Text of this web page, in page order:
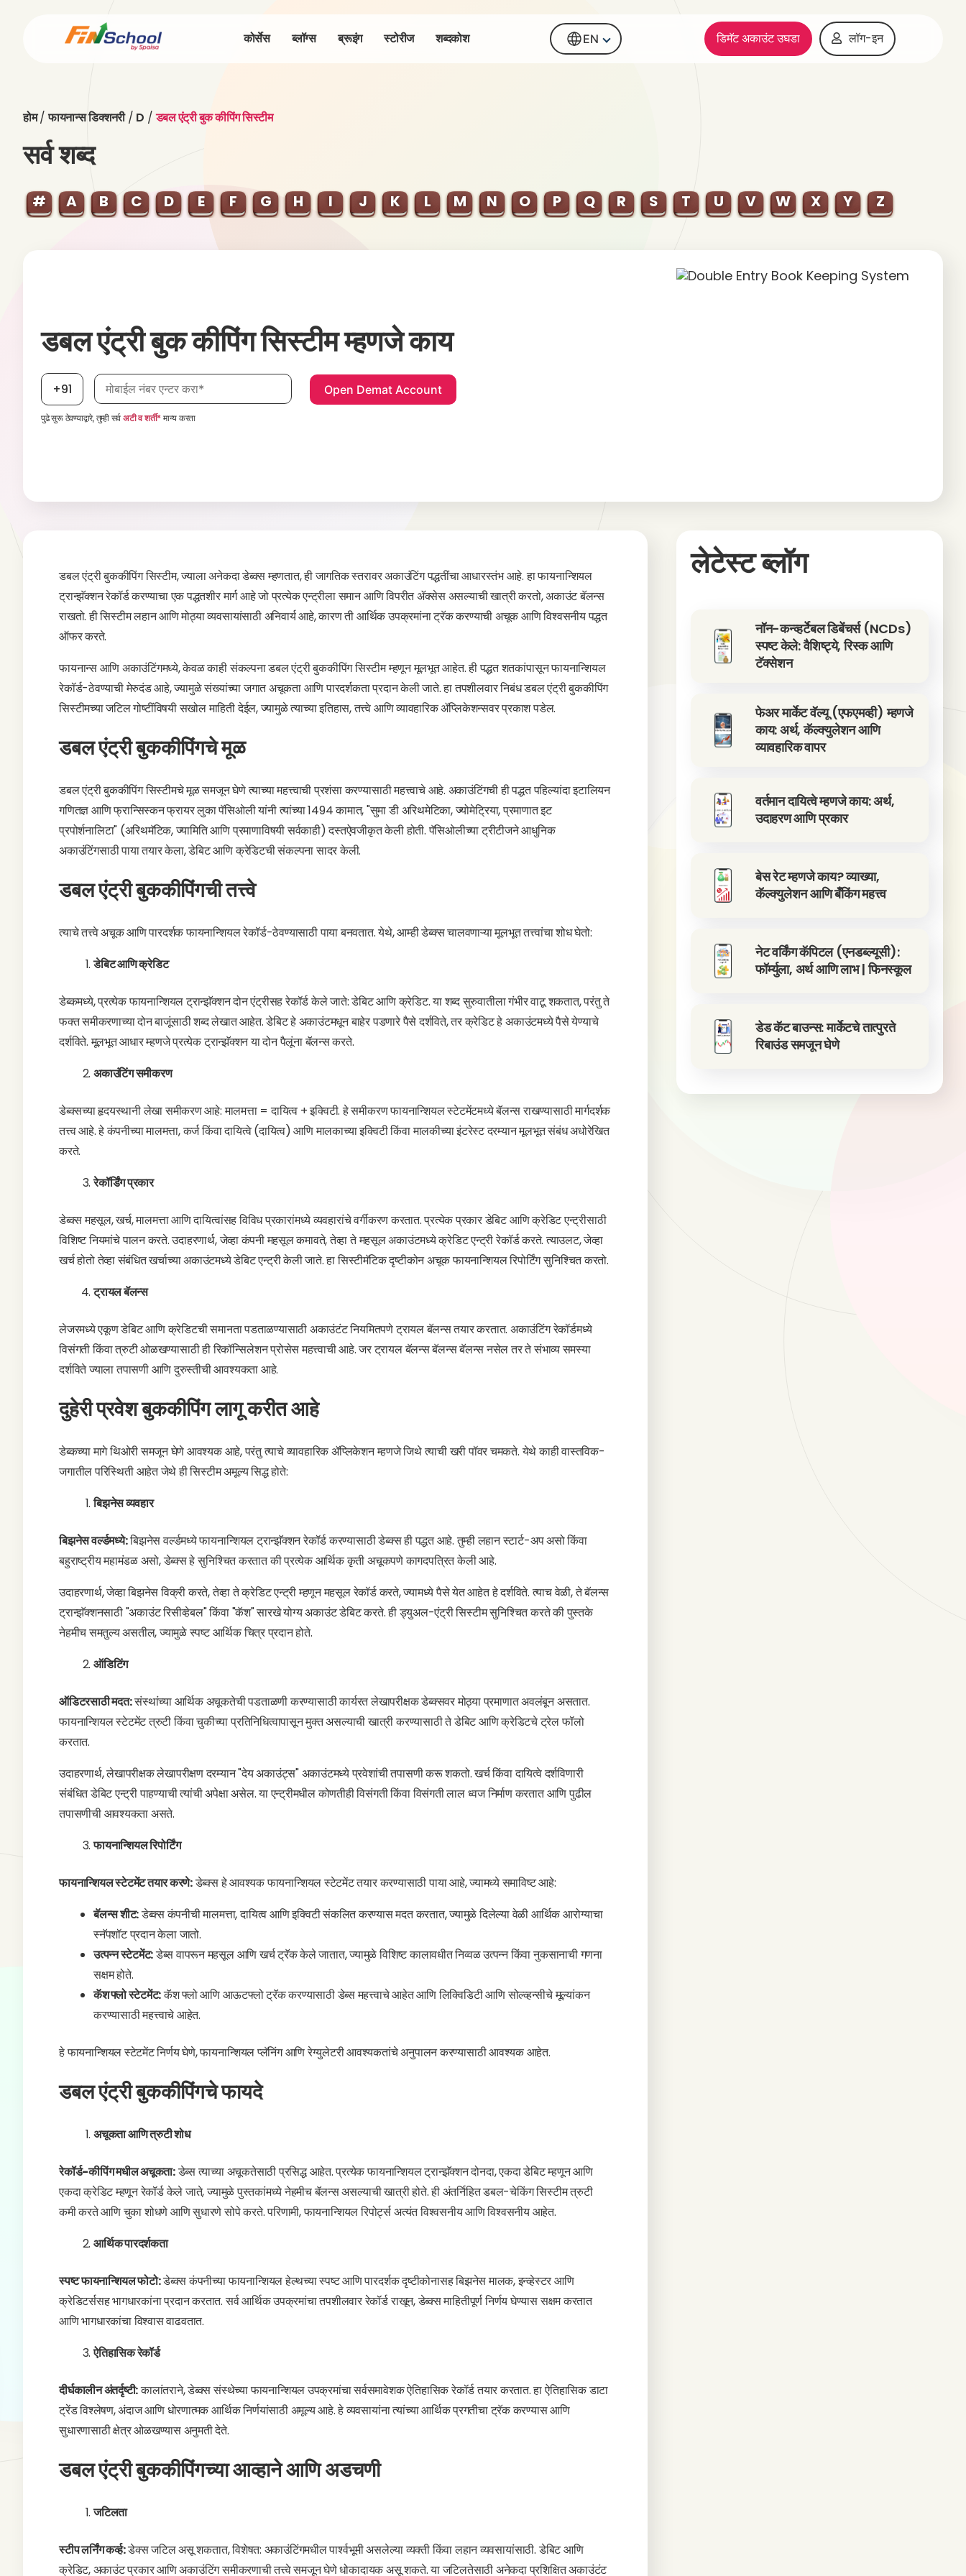
कोर्सेस ब्लॉग्स ब्रूइंग स्टोरीज शब्दकोश EN डिमॅट अकाउंट उघडा लॉग-इन
होम/फायनान्स डिक्शनरी/ D /डबल एंट्री बुक कीपिंग सिस्टीम
सर्व शब्द
# A B C D E F G H I J K L M N O P Q R S T U V W X Y Z
डबल एंट्री बुक कीपिंग सिस्टीम म्हणजे काय
+91 मोबाईल नंबर, आवश्यक
पुढे सुरू ठेवण्याद्वारे, तुम्ही सर्वअटी व शर्ती*मान्य करता
डबल एंट्री बुककीपिंग सिस्टीम, ज्याला अनेकदा डेब्क्स म्हणतात, ही जागतिक स्तरावर अकाउंटिंग पद्धतींचा आधारस्तंभ आहे. हा फायनान्शियल
ट्रान्झॅक्शन रेकॉर्ड करण्याचा एक पद्धतशीर मार्ग आहे जो प्रत्येक एन्ट्रीला समान आणि विपरीत ॲक्सेस असल्याची खात्री करतो, अकाउंट बॅलन्स
राखतो. ही सिस्टीम लहान आणि मोठ्या व्यवसायांसाठी अनिवार्य आहे, कारण ती आर्थिक उपक्रमांना ट्रॅक करण्याची अचूक आणि विश्वसनीय पद्धत
ऑफर करते.
फायनान्स आणि अकाउंटिंगमध्ये, केवळ काही संकल्पना डबल एंट्री बुककीपिंग सिस्टीम म्हणून मूलभूत आहेत. ही पद्धत शतकांपासून फायनान्शियल
रेकॉर्ड-ठेवण्याची मेरुदंड आहे, ज्यामुळे संख्यांच्या जगात अचूकता आणि पारदर्शकता प्रदान केली जाते. हा तपशीलवार निबंध डबल एंट्री बुककीपिंग
सिस्टीमच्या जटिल गोष्टींविषयी सखोल माहिती देईल, ज्यामुळे त्याच्या इतिहास, तत्त्वे आणि व्यावहारिक ॲप्लिकेशन्सवर प्रकाश पडेल.
डबल एंट्री बुककीपिंगचे मूळ
डबल एंट्री बुककीपिंग सिस्टीमचे मूळ समजून घेणे त्याच्या महत्त्वाची प्रशंसा करण्यासाठी महत्त्वाचे आहे. अकाउंटिंगची ही पद्धत पहिल्यांदा इटालियन
गणितज्ञ आणि फ्रान्सिस्कन फ्रायर लुका पॅसिओली यांनी त्यांच्या 1494 कामात, "सुमा डी अरिथमेटिका, ज्योमेट्रिया, प्रमाणात इट
प्रपोर्शनालिटा" (अरिथमॅटिक, ज्यामिति आणि प्रमाणाविषयी सर्वकाही) दस्तऐवजीकृत केली होती. पॅसिओलीच्या ट्रीटीजने आधुनिक
अकाउंटिंगसाठी पाया तयार केला, डेबिट आणि क्रेडिटची संकल्पना सादर केली.
डबल एंट्री बुककीपिंगची तत्त्वे
त्याचे तत्त्वे अचूक आणि पारदर्शक फायनान्शियल रेकॉर्ड-ठेवण्यासाठी पाया बनवतात. येथे, आम्ही डेब्क्स चालवणाऱ्या मूलभूत तत्त्वांचा शोध घेतो:
डेबिट आणि क्रेडिट
डेब्कमध्ये, प्रत्येक फायनान्शियल ट्रान्झॅक्शन दोन एंट्रीसह रेकॉर्ड केले जाते: डेबिट आणि क्रेडिट. या शब्द सुरुवातीला गंभीर वाटू शकतात, परंतु ते
फक्त समीकरणाच्या दोन बाजूंसाठी शब्द लेखात आहेत. डेबिट हे अकाउंटमधून बाहेर पडणारे पैसे दर्शविते, तर क्रेडिट हे अकाउंटमध्ये पैसे येण्याचे
दर्शविते. मूलभूत आधार म्हणजे प्रत्येक ट्रान्झॅक्शन या दोन पैलूंना बॅलन्स करते.
अकाउंटिंग समीकरण
डेब्क्सच्या हृदयस्थानी लेखा समीकरण आहे: मालमत्ता = दायित्व + इक्विटी. हे समीकरण फायनान्शियल स्टेटमेंटमध्ये बॅलन्स राखण्यासाठी मार्गदर्शक
तत्त्व आहे. हे कंपनीच्या मालमत्ता, कर्ज किंवा दायित्वे (दायित्व) आणि मालकाच्या इक्विटी किंवा मालकीच्या इंटरेस्ट दरम्यान मूलभूत संबंध अधोरेखित
करते.
रेकॉर्डिंग प्रकार
डेब्क्स महसूल, खर्च, मालमत्ता आणि दायित्वांसह विविध प्रकारांमध्ये व्यवहारांचे वर्गीकरण करतात. प्रत्येक प्रकार डेबिट आणि क्रेडिट एन्ट्रीसाठी
विशिष्ट नियमांचे पालन करते. उदाहरणार्थ, जेव्हा कंपनी महसूल कमावते, तेव्हा ते महसूल अकाउंटमध्ये क्रेडिट एन्ट्री रेकॉर्ड करते. त्याउलट, जेव्हा
खर्च होतो तेव्हा संबंधित खर्चाच्या अकाउंटमध्ये डेबिट एन्ट्री केली जाते. हा सिस्टीमॅटिक दृष्टीकोन अचूक फायनान्शियल रिपोर्टिंग सुनिश्चित करतो.
ट्रायल बॅलन्स
लेजरमध्ये एकूण डेबिट आणि क्रेडिटची समानता पडताळण्यासाठी अकाउंटंट नियमितपणे ट्रायल बॅलन्स तयार करतात. अकाउंटिंग रेकॉर्डमध्ये
विसंगती किंवा त्रुटी ओळखण्यासाठी ही रिकॉन्सिलेशन प्रोसेस महत्त्वाची आहे. जर ट्रायल बॅलन्स बॅलन्स बॅलन्स नसेल तर ते संभाव्य समस्या
दर्शविते ज्याला तपासणी आणि दुरुस्तीची आवश्यकता आहे.
दुहेरी प्रवेश बुककीपिंग लागू करीत आहे
डेब्कच्या मागे थिओरी समजून घेणे आवश्यक आहे, परंतु त्याचे व्यावहारिक ॲप्लिकेशन म्हणजे जिथे त्याची खरी पॉवर चमकते. येथे काही वास्तविक-
जगातील परिस्थिती आहेत जेथे ही सिस्टीम अमूल्य सिद्ध होते:
बिझनेस व्यवहार
बिझनेस वर्ल्डमध्ये:बिझनेस वर्ल्डमध्ये फायनान्शियल ट्रान्झॅक्शन रेकॉर्ड करण्यासाठी डेब्क्स ही पद्धत आहे. तुम्ही लहान स्टार्ट-अप असो किंवा
बहुराष्ट्रीय महामंडळ असो, डेब्क्स हे सुनिश्चित करतात की प्रत्येक आर्थिक कृती अचूकपणे कागदपत्रित केली आहे.
उदाहरणार्थ, जेव्हा बिझनेस विक्री करते, तेव्हा ते क्रेडिट एन्ट्री म्हणून महसूल रेकॉर्ड करते, ज्यामध्ये पैसे येत आहेत हे दर्शविते. त्याच वेळी, ते बॅलन्स
ट्रान्झॅक्शनसाठी "अकाउंट रिसीव्हेबल" किंवा "कॅश" सारखे योग्य अकाउंट डेबिट करते. ही ड्युअल-एंट्री सिस्टीम सुनिश्चित करते की पुस्तके
नेहमीच समतुल्य असतील, ज्यामुळे स्पष्ट आर्थिक चित्र प्रदान होते.
ऑडिटिंग
ऑडिटरसाठी मदत:संस्थांच्या आर्थिक अचूकतेची पडताळणी करण्यासाठी कार्यरत लेखापरीक्षक डेब्क्सवर मोठ्या प्रमाणात अवलंबून असतात.
फायनान्शियल स्टेटमेंट त्रुटी किंवा चुकीच्या प्रतिनिधित्वापासून मुक्त असल्याची खात्री करण्यासाठी ते डेबिट आणि क्रेडिटचे ट्रेल फॉलो
करतात.
उदाहरणार्थ, लेखापरीक्षक लेखापरीक्षण दरम्यान "देय अकाउंट्स" अकाउंटमध्ये प्रवेशांची तपासणी करू शकतो. खर्च किंवा दायित्वे दर्शविणारी
संबंधित डेबिट एन्ट्री पाहण्याची त्यांची अपेक्षा असेल. या एन्ट्रीमधील कोणतीही विसंगती किंवा विसंगती लाल ध्वज निर्माण करतात आणि पुढील
तपासणीची आवश्यकता असते.
फायनान्शियल रिपोर्टिंग
फायनान्शियल स्टेटमेंट तयार करणे:डेब्क्स हे आवश्यक फायनान्शियल स्टेटमेंट तयार करण्यासाठी पाया आहे, ज्यामध्ये समाविष्ट आहे:
बॅलन्स शीट:डेब्क्स कंपनीची मालमत्ता, दायित्व आणि इक्विटी संकलित करण्यास मदत करतात, ज्यामुळे दिलेल्या वेळी आर्थिक आरोग्याचा
स्नॅपशॉट प्रदान केला जातो.
उत्पन्न स्टेटमेंट:डेब्स वापरून महसूल आणि खर्च ट्रॅक केले जातात, ज्यामुळे विशिष्ट कालावधीत निव्वळ उत्पन्न किंवा नुकसानाची गणना
सक्षम होते.
कॅश फ्लो स्टेटमेंट:कॅश फ्लो आणि आऊटफ्लो ट्रॅक करण्यासाठी डेब्स महत्त्वाचे आहेत आणि लिक्विडिटी आणि सोल्व्हन्सीचे मूल्यांकन
करण्यासाठी महत्त्वाचे आहेत.
हे फायनान्शियल स्टेटमेंट निर्णय घेणे, फायनान्शियल प्लॅनिंग आणि रेग्युलेटरी आवश्यकतांचे अनुपालन करण्यासाठी आवश्यक आहेत.
डबल एंट्री बुककीपिंगचे फायदे
अचूकता आणि त्रुटी शोध
रेकॉर्ड-कीपिंग मधील अचूकता:डेब्स त्याच्या अचूकतेसाठी प्रसिद्ध आहेत. प्रत्येक फायनान्शियल ट्रान्झॅक्शन दोनदा, एकदा डेबिट म्हणून आणि
एकदा क्रेडिट म्हणून रेकॉर्ड केले जाते, ज्यामुळे पुस्तकांमध्ये नेहमीच बॅलन्स असल्याची खात्री होते. ही अंतर्निहित डबल-चेकिंग सिस्टीम त्रुटी
कमी करते आणि चुका शोधणे आणि सुधारणे सोपे करते. परिणामी, फायनान्शियल रिपोर्ट्स अत्यंत विश्वसनीय आणि विश्वसनीय आहेत.
आर्थिक पारदर्शकता
स्पष्ट फायनान्शियल फोटो:डेब्क्स कंपनीच्या फायनान्शियल हेल्थच्या स्पष्ट आणि पारदर्शक दृष्टीकोनासह बिझनेस मालक, इन्व्हेस्टर आणि
क्रेडिटर्ससह भागधारकांना प्रदान करतात. सर्व आर्थिक उपक्रमांचा तपशीलवार रेकॉर्ड राखून, डेब्क्स माहितीपूर्ण निर्णय घेण्यास सक्षम करतात
आणि भागधारकांचा विश्वास वाढवतात.
ऐतिहासिक रेकॉर्ड
दीर्घकालीन अंतर्दृष्टी:कालांतराने, डेब्क्स संस्थेच्या फायनान्शियल उपक्रमांचा सर्वसमावेशक ऐतिहासिक रेकॉर्ड तयार करतात. हा ऐतिहासिक डाटा
ट्रेंड विश्लेषण, अंदाज आणि धोरणात्मक आर्थिक निर्णयांसाठी अमूल्य आहे. हे व्यवसायांना त्यांच्या आर्थिक प्रगतीचा ट्रॅक करण्यास आणि
सुधारणासाठी क्षेत्र ओळखण्यास अनुमती देते.
डबल एंट्री बुककीपिंगच्या आव्हाने आणि अडचणी
जटिलता
स्टीप लर्निंग कर्व्ह:डेक्स जटिल असू शकतात, विशेषत: अकाउंटिंगमधील पार्श्वभूमी असलेल्या व्यक्ती किंवा लहान व्यवसायांसाठी. डेबिट आणि
क्रेडिट, अकाउंट प्रकार आणि अकाउंटिंग समीकरणाची तत्त्वे समजून घेणे धोकादायक असू शकते. या जटिलतेसाठी अनेकदा प्रशिक्षित अकाउंटंट
लेटेस्ट ब्लॉग
नॉन-कन्व्हर्टेबल डिबेंचर्स (NCDs)
स्पष्ट केले: वैशिष्ट्ये, रिस्क आणि
टॅक्सेशन
फेअर मार्केट वॅल्यू (एफएमव्ही) म्हणजे
काय: अर्थ, कॅल्क्युलेशन आणि
व्यावहारिक वापर
वर्तमान दायित्वे म्हणजे काय: अर्थ,
उदाहरण आणि प्रकार
बेस रेट म्हणजे काय? व्याख्या,
कॅल्क्युलेशन आणि बँकिंग महत्त्व
नेट वर्किंग कॅपिटल (एनडब्ल्यूसी):
फॉर्म्युला, अर्थ आणि लाभ | फिनस्कूल
डेड कॅट बाउन्स: मार्केटचे तात्पुरते
रिबाउंड समजून घेणे